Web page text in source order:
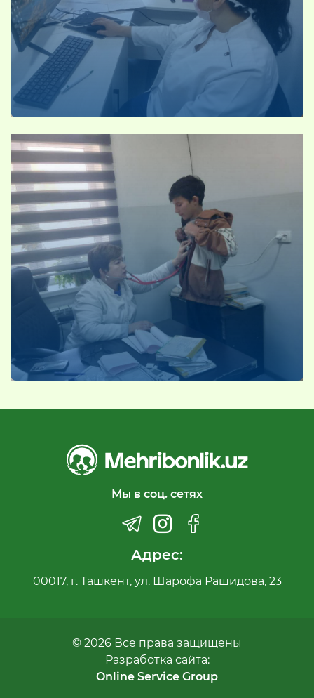
Мы в соц. сетях
Адрес:
00017, г. Ташкент, ул. Шарофа Рашидова, 23
© 2026 Все права защищены
Разработка сайта:
Online Service Group